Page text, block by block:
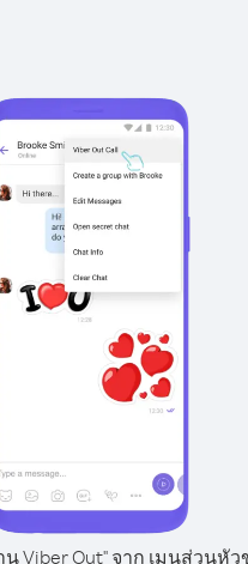
น Viber Out" จาก เมนูส่วนหั